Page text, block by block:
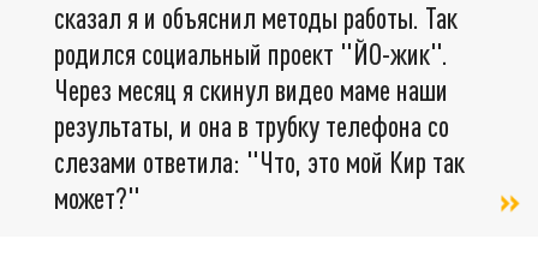
сказал я и объяснил методы работы. Так
родился социальный проект "ЙО-жик".
Через месяц я скинул видео маме наши
результаты, и она в трубку телефона со
слезами ответила: "Что, это мой Кир так
может?"